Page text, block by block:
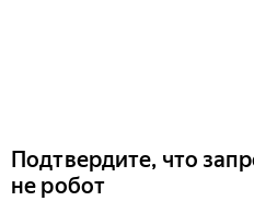
Подтвердите, что
не робот